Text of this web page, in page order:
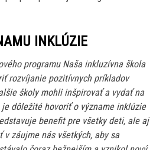
INKLÚZIE
programu Naša inkluzívna škola
rozvíjanie pozitívnych príkladov
školy mohli inšpirovať a vydať na
dôležité hovoriť o význame inklúzie
benefit pre všetky deti, ale aj
v záujme nás všetkých, aby sa